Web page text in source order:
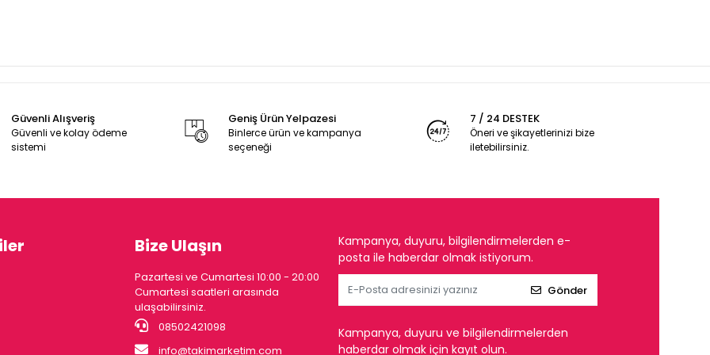
Güvenli Alışveriş
Güvenli ve kolay ödeme
sistemi
Geniş Ürün Yelpazesi
Binlerce ürün ve kampanya
seçeneği
7 / 24 DESTEK
Öneri ve şikayetlerinizi bize
iletebilirsiniz.
Bize Ulaşın
Pazartesi ve Cumartesi 10:00 - 20:00
Cumartesi saatleri arasında
ulaşabilirsiniz.
08502421098
info@takimarketim.com
Kampanya, duyuru, bilgilendirmelerden e-
posta ile haberdar olmak istiyorum.
Gönder
Kampanya, duyuru ve bilgilendirmelerden
haberdar olmak için kayıt olun.